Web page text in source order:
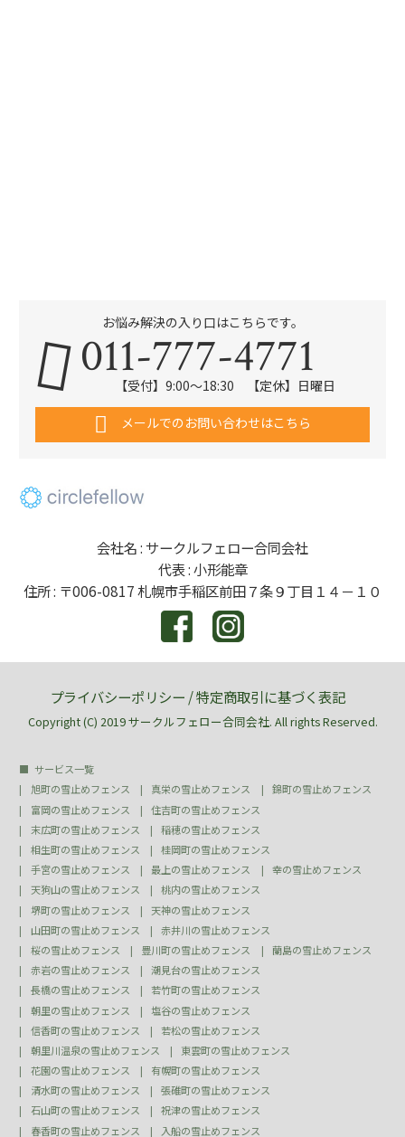
会社名 : サークルフェロー合同会社
代表 : 小形能章
住所 : 〒006-0817 札幌市手稲区前田７条９丁目１４－１０
お悩み解決の入り口はこちらです。
011-777-4771
【受付】9:00～18:30 【定休】日曜日
メールでのお問い合わせはこちら
プライバシーポリシー /特定商取引に基づく表記
Copyright (C) 2019 サークルフェロー合同会社. All rights Reserved.
サービス一覧
旭町の雪止めフェンス
真栄の雪止めフェンス
錦町の雪止めフェンス
富岡の雪止めフェンス
住吉町の雪止めフェンス
末広町の雪止めフェンス
稲穂の雪止めフェンス
相生町の雪止めフェンス
桂岡町の雪止めフェンス
手宮の雪止めフェンス
最上の雪止めフェンス
幸の雪止めフェンス
天狗山の雪止めフェンス
桃内の雪止めフェンス
堺町の雪止めフェンス
天神の雪止めフェンス
山田町の雪止めフェンス
赤井川の雪止めフェンス
桜の雪止めフェンス
豊川町の雪止めフェンス
蘭島の雪止めフェンス
赤岩の雪止めフェンス
潮見台の雪止めフェンス
長橋の雪止めフェンス
若竹町の雪止めフェンス
朝里の雪止めフェンス
塩谷の雪止めフェンス
信香町の雪止めフェンス
若松の雪止めフェンス
朝里川温泉の雪止めフェンス
東雲町の雪止めフェンス
花園の雪止めフェンス
有幌町の雪止めフェンス
清水町の雪止めフェンス
張碓町の雪止めフェンス
石山町の雪止めフェンス
祝津の雪止めフェンス
春香町の雪止めフェンス
入船の雪止めフェンス